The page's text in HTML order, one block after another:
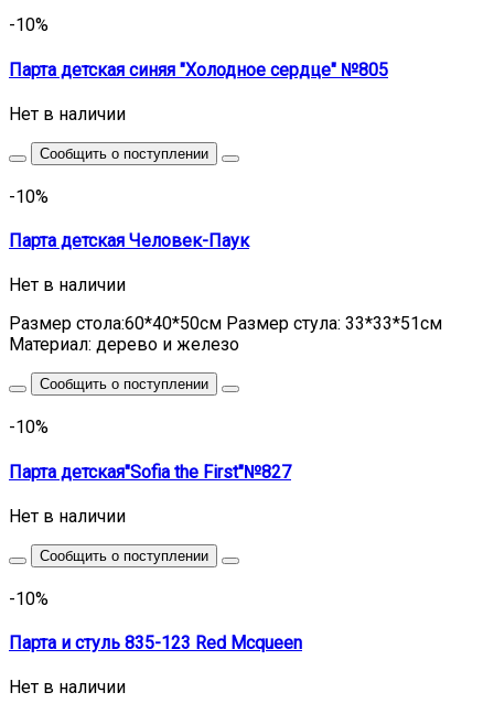
-10%
Парта детская синяя "Холодное сердце" №805
Нет в наличии
Сообщить о поступлении
-10%
Парта детская Человек-Паук
Нет в наличии
Размер стола:60*40*50см Размер стула: 33*33*51см
Материал: дерево и железо
Сообщить о поступлении
-10%
Парта детская"Sofia the First"№827
Нет в наличии
Сообщить о поступлении
-10%
Парта и стуль 835-123 Red Mcqueen
Нет в наличии